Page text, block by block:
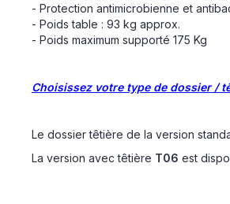
- Protection antimicrobienne et
- Poids table : 93 kg approx.
- Poids maximum supporté 175 Kg
Choisissez votre type de dossier /
Le dossier têtière de la version
La version avec têtière T06 est